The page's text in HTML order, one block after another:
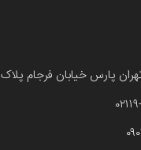
پارس خیابان فرجام پلاک ۸۹ واحد